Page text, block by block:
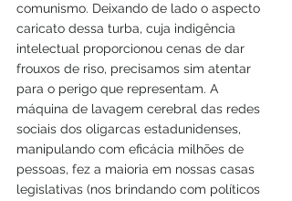
comunismo. Deixando de lado o aspecto
caricato dessa turba, cuja indigência
intelectual proporcionou cenas de dar
frouxos de riso, precisamos sim atentar
para o perigo que representam. A
máquina de lavagem cerebral das redes
sociais dos oligarcas estadunidenses,
manipulando com eficácia milhões de
pessoas, fez a maioria em nossas casas
legislativas (nos brindando com políticos